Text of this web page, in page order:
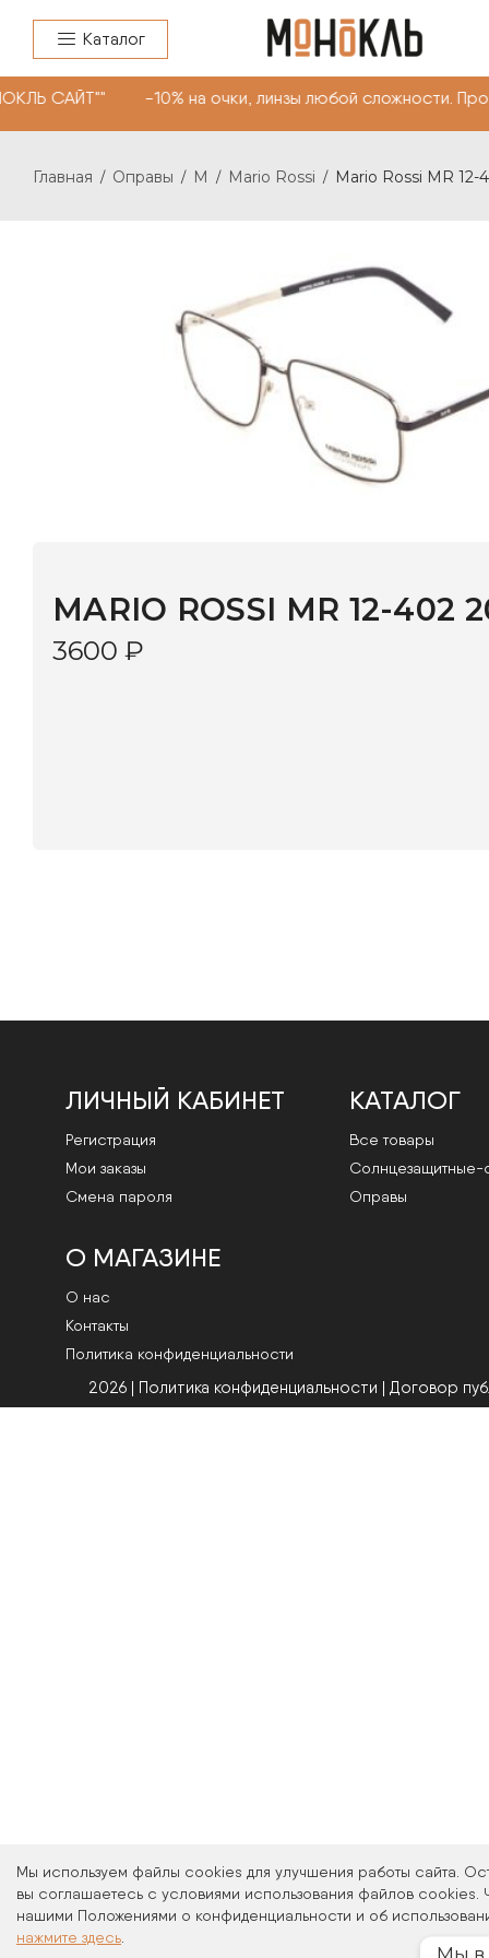
Мы используем файлы cookies для улучшения работы сайта.
вы соглашаетесь с условиями использования файлов cookies.
нашими Положениями о конфиденциальности и об
нажмите здесь
Каталог
САЙТ"" -10% на очки, линзы любой
Главная / Оправы / M / Mario Rossi / Mario Rossi MR 12-
ЛИЧНЫЙ КАБИНЕТ
Регистрация
Мои заказы
Смена пароля
КАТАЛОГ
Все товары
Cолнцезащитные-
Оправы
О МАГАЗИНЕ
О нас
Контакты
Политика конфиденциальности
2026 | Политика конфиденциальности | Договор
Мы в